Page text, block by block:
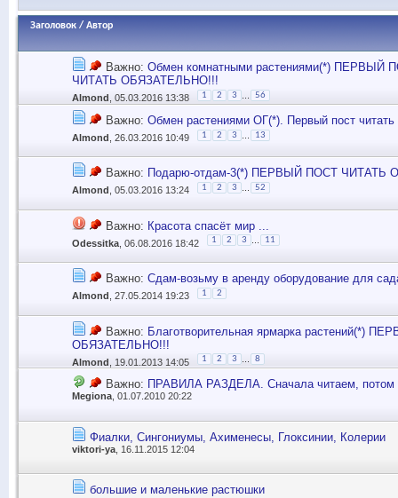
Заголовок / Автор
Важно: Обмен комнатными растениями(*) ПЕРВЫЙ
ЧИТАТЬ ОБЯЗАТЕЛЬНО!!!
Almond , 05.03.2016 13:38 1 2 3 56
Важно: Обмен растениями ОГ(*). Первый пост читать
Almond , 26.03.2016 10:49 1 2 3 13
Важно: Подарю-отдам-3(*) ПЕРВЫЙ ПОСТ ЧИТАТЬ
Almond , 05.03.2016 13:24 1 2 3 52
Важно: Красота спасёт мир ...
Odessitka , 06.08.2016 18:42 1 2 3 ... 11
Важно: Сдам-возьму в аренду оборудование для
Almond , 27.05.2014 19:23 1 2
Важно: Благотворительная ярмарка растений(*)
ОБЯЗАТЕЛЬНО!!!
Almond , 19.01.2013 14:05 1 2 3 8
Важно: ПРАВИЛА РАЗДЕЛА. Сначала читаем, потом
Megiona , 01.07.2010 20:22
Фиалки, Сингониумы, Ахименесы, Глоксинии, Колерии
viktori-ya , 16.11.2015 12:04
большие и маленькие растюшки